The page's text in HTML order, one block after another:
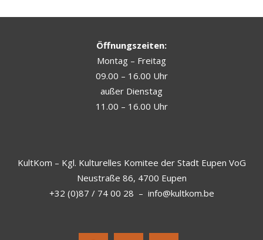
Öffnungszeiten:
Montag – Freitag
09.00 – 16.00 Uhr
außer Dienstag
11.00 – 16.00 Uhr
KultKom – Kgl. Kulturelles Komitee der Stadt Eupen VoG
Neustraße 86, 4700 Eupen
+32 (0)87 / 74 00 28 – info@kultkom.be